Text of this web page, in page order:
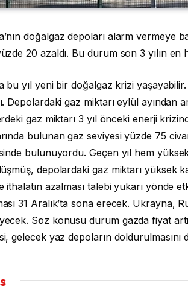
doğalgaz depoları alarm vermeye
20 azaldı. Bu durum son 3 yılın en
bu yıl yeni bir doğalgaz krizi
Depolardaki gaz miktarı eylül ayından
gaz miktarı 3 yıl önceki enerji
bulunan gaz seviyesi yüzde 75
bulunuyordu. Geçen yıl hem
depolardaki gaz miktarı yüksek
ithalatın azalması talebi yukarı yönde
31 Aralık’ta sona erecek. Ukrayna,
Söz konusu durum gazda fiyat
gelecek yaz depoların doldurulmasını